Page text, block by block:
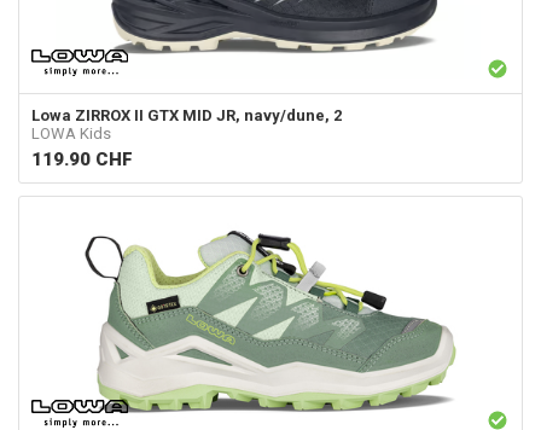
Lowa ZIRROX II GTX MID JR, navy/dune, 2
LOWA Kids
119.90 CHF